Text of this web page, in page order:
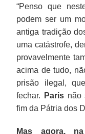
“Penso que
podem ser um
antiga tradição
uma catástrofe,
provavelmente
acima de tudo,
prisão ilegal,
fechar.
Paris não
fim da Pátria dos
Mas agora,